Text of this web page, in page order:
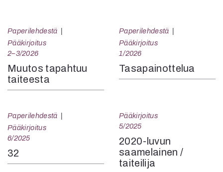
Paperilehdestä
Pääkirjoitus
2–3/2026
Muutos tapahtuu
taiteesta
Paperilehdestä
Pääkirjoitus
1/2026
Tasapainottelua
Paperilehdestä
Pääkirjoitus
6/2025
32
Pääkirjoitus
5/2025
2020-luvun
saamelainen /
taiteilija